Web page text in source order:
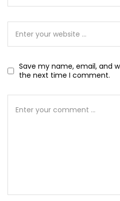
Save my name, email, and
the next time I comment.